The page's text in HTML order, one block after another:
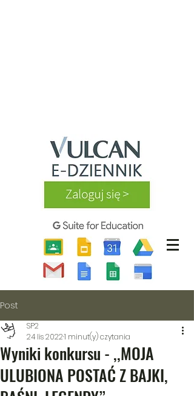
Post
Wyniki konkursu - ,,MOJA
ULUBIONA POSTAĆ Z BAJKI,
SP2
24 lis 20221 minut(y) czytania